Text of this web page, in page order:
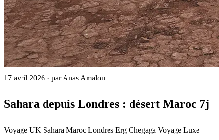
17 avril 2026 · par Anas Amalou
Sahara depuis Londres : désert Maroc 7j
Voyage UK Sahara Maroc Londres Erg Chegaga Voyage Luxe